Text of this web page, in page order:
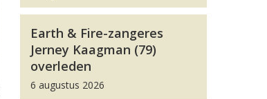
Earth & Fire-zangeres
Jerney Kaagman (79)
overleden
6 augustus 2026